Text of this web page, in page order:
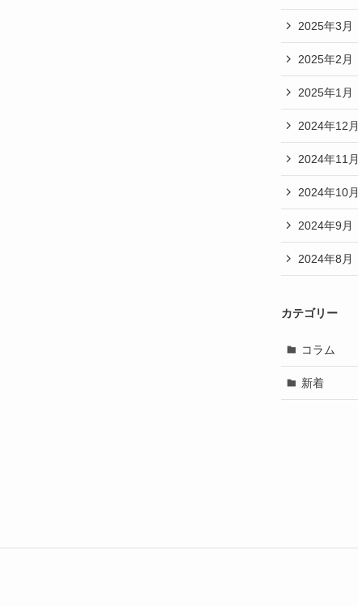
2025年3月
2025年2月
2025年1月
2024年12月
2024年11月
2024年10月
2024年9月
2024年8月
カテゴリー
コラム
新着